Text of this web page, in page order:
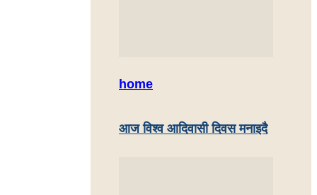
home
आज विश्व आदिवासी दिवस मनाइदै